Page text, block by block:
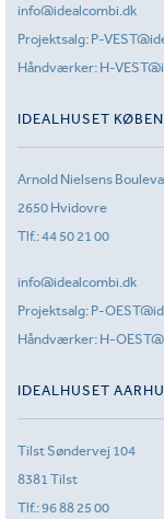
info@idealcombi.dk
Projektsalg: P-
Håndværker: H-
IDEALHUSET
Arnold Nielsens
2650 Hvidovre
Tlf.:44 50 21 00
info@idealcombi.dk
Projektsalg: P-
Håndværker: H-
IDEALHUSET
Tilst Søndervej 104
8381 Tilst
Tlf.:96 88 25 00